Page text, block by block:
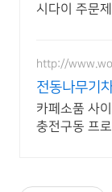
시다이 주문
http://
전동나무기
카페소품 사
충전구동 프